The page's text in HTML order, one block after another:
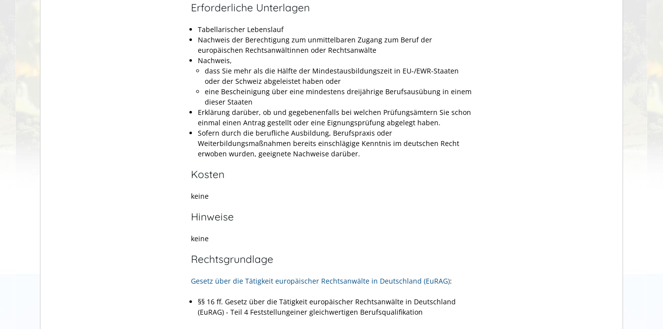
Erforderliche Unterlagen
Tabellarischer Lebenslauf
Nachweis der Berechtigung zum unmittelbaren Zugang zum Beruf der
europäischen Rechtsanwältinnen oder Rechtsanwälte
Nachweis,
dass Sie mehr als die Hälfte der Mindestausbildungszeit in EU-/EWR-Staaten
oder der Schweiz abgeleistet haben oder
eine Bescheinigung über eine mindestens dreijährige Berufsausübung in einem
dieser Staaten
Erklärung darüber, ob und gegebenenfalls bei welchen Prüfungsämtern Sie schon
einmal einen Antrag gestellt oder eine Eignungsprüfung abgelegt haben.
Sofern durch die berufliche Ausbildung, Berufspraxis oder
Weiterbildungsmaßnahmen bereits einschlägige Kenntnis im deutschen Recht
erwoben wurden, geeignete Nachweise darüber.
Kosten
keine
Hinweise
keine
Rechtsgrundlage
Gesetz über die Tätigkeit europäischer Rechtsanwälte in Deutschland (EuRAG):
§§ 16 ff. Gesetz über die Tätigkeit europäischer Rechtsanwälte in Deutschland
(EuRAG) - Teil 4 Feststellungeiner gleichwertigen Berufsqualifikation